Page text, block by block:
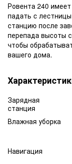
Ровента 240
падать с
станцию после
перепада высоты
чтобы
вашего дома.
Зарядная
станция
Влажная уборка
Навигация